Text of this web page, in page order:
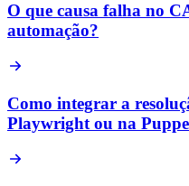
O que causa falha no
automação?
Como integrar a
Playwright ou na